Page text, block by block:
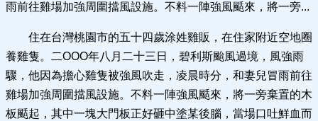
雨前往雞場加強周圍擋風設施。不料一陣強風颳來，將一旁...
住在台灣桃園市的五十四歲涂姓雞販，在住家附近空地圈
養雞隻。二OOO年八月二十三日，碧利斯颱風過境，風強雨
驟，他因為擔心雞隻被強風吹走，凌晨時分，和妻兒冒雨前往
雞場加強周圍擋風設施。不料一陣強風颳來，將一旁棄置的木
板颳起，其中一塊大門板正好砸中塗某後腦，當場口吐鮮血而